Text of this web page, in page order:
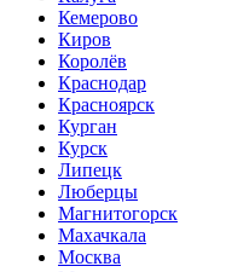
Кемерово
Киров
Королёв
Краснодар
Красноярск
Курган
Курск
Липецк
Люберцы
Магнитогорск
Махачкала
Москва